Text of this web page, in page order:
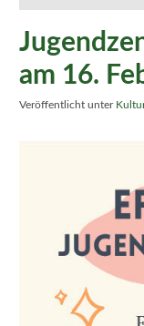
am 16.
Veröffentlicht unter